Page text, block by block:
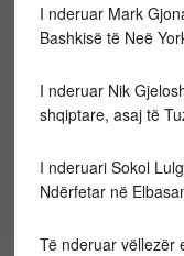
I nderuar Mark
Bashkisë të Neë
I nderuar Nik
shqiptare, asaj të
I nderuari Sokol
Ndërfetar në
Të nderuar vëllezër